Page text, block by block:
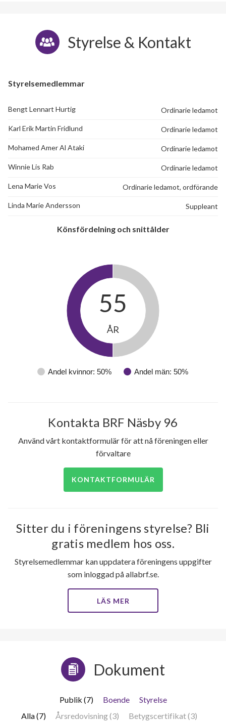
117
Styrelse & Kontakt
Styrelsemedlemmar
Bengt Lennart Hurtig Ordinarie ledamot
Karl Erik Martin Fridlund Ordinarie ledamot
Mohamed Amer Al Ataki Ordinarie ledamot
Winnie Lis Rab Ordinarie ledamot
Lena Marie Vos Ordinarie ledamot, ordförande
Linda Marie Andersson Suppleant
Könsfördelning och snittålder
Andel kvinnor: 50% Andel män: 50%
55
ÅR
Kontakta BRF Näsby 96
Använd vårt kontaktformulär för att nå föreningen eller
förvaltare
KONTAKTFORMULÄR
Sitter du i föreningens styrelse? Bli
gratis medlem hos oss.
Styrelsemedlemmar kan uppdatera föreningens uppgifter
som inloggad på allabrf.se.
LÄS MER
Dokument
Publik (7) Boende
Styrelse
Alla (7)
Årsredovisning (3)
Betygscertifikat (3)